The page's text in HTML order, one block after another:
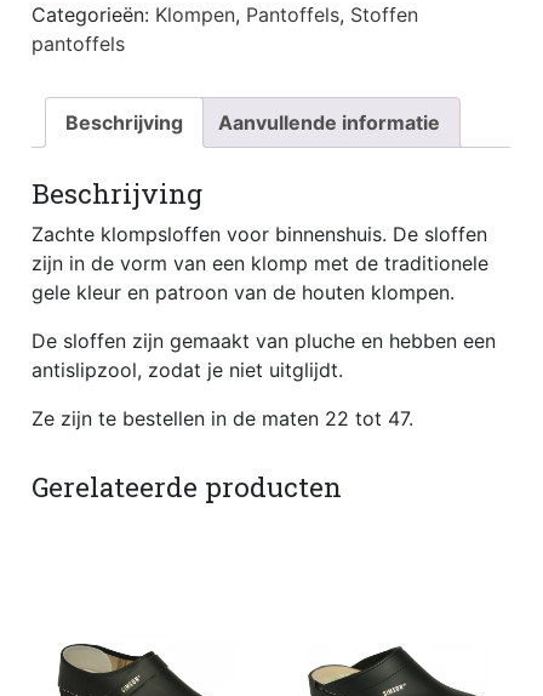
Categorieën: Klompen, Pantoffels, Stoffen
pantoffels
Beschrijving Aanvullende informatie
Beschrijving
Zachte klompsloffen voor binnenshuis. De sloffen
zijn in de vorm van een klomp met de traditionele
gele kleur en patroon van de houten klompen.
De sloffen zijn gemaakt van pluche en hebben een
antislipzool, zodat je niet uitglijdt.
Ze zijn te bestellen in de maten 22 tot 47.
Gerelateerde producten